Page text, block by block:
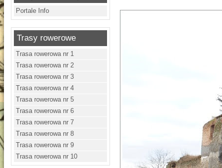
Portale Info
Trasy rowerowe
Trasa rowerowa nr 1
Trasa rowerowa nr 2
Trasa rowerowa nr 3
Trasa rowerowa nr 4
Trasa rowerowa nr 5
Trasa rowerowa nr 6
Trasa rowerowa nr 7
Trasa rowerowa nr 8
Trasa rowerowa nr 9
Trasa rowerowa nr 10